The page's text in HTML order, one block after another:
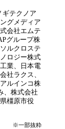
ギテクノア
グメディア
会社エムテ
グループ株
ルクロステ
ロジー株式
業、日本電
社ラクス、
ルインコ株
、株式会社
橿原市役
※一部抜粋